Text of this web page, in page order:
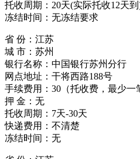
托收周期：20天(实际托收12天
冻结时间：无冻结要求
省 份：江苏
城 市：苏州
银行名称：中国银行苏州分行
网点地址：干将西路188号
手续费用：30（托收费，最少一
押 金：无
托收周期：7天-30天
快递费用：不清楚
冻结时间：无